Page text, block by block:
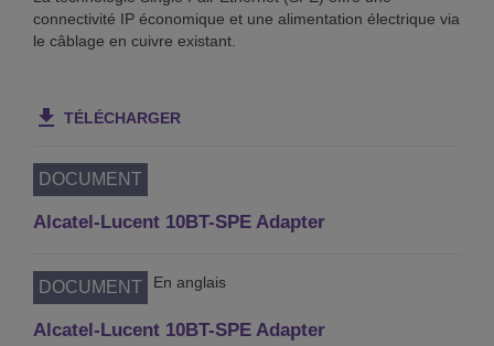
connectivité IP économique et une alimentation électrique via
le câblage en cuivre existant.
TÉLÉCHARGER
DOCUMENT
Alcatel-Lucent 10BT-SPE Adapter
DOCUMENT En anglais
Alcatel-Lucent 10BT-SPE Adapter